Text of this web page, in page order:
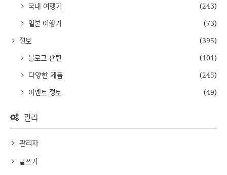
국내 여행기
(243)
일본 여행기
(73)
정보
(395)
블로그 관련
(101)
다양한 제품
(245)
이벤트 정보
(49)
관리
관리자
글쓰기